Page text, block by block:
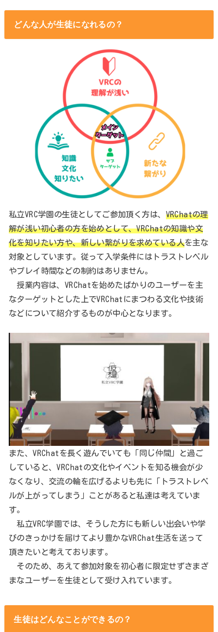
どんな人が生徒になれるの？
私立VRC学園の生徒としてご参加頂く方は、 VRChatの理
解が浅い初心者の方を始めとして、VRChatの知識や文
化を知りたい方や、新しい繋がりを求めている人を主な
対象としています。従って入学条件にはトラストレベル
やプレイ時間などの制約はありません。
授業内容は、VRChatを始めたばかりのユーザーを主
なターゲットとした上でVRChatにまつわる文化や技術
などについて紹介するものが中心となります。
また、VRChatを長く遊んでいても「同じ仲間」と過ご
していると、VRChatの文化やイベントを知る機会が少
なくなり、交流の輪を広げるよりも先に「トラストレベ
ルが上がってしまう」ことがあると私達は考えていま
す。
私立VRC学園では、そうした方にも新しい出会いや学
びのきっかけを届けてより豊かなVRChat生活を送って
頂きたいと考えております。
そのため、あえて参加対象を初心者に限定せずさまざ
まなユーザーを生徒として受け入れています。
生徒はどんなことができるの？